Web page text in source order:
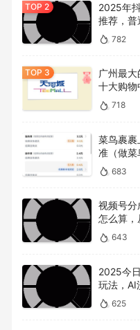
2025年
推荐，普
门机会？
782
广州最
十大购物
718
菜鸟裹裹
准（做菜
的看过来
683
视频号分
怎么算，
的全解读
643
2025今
玩法，AI
300+技巧
625